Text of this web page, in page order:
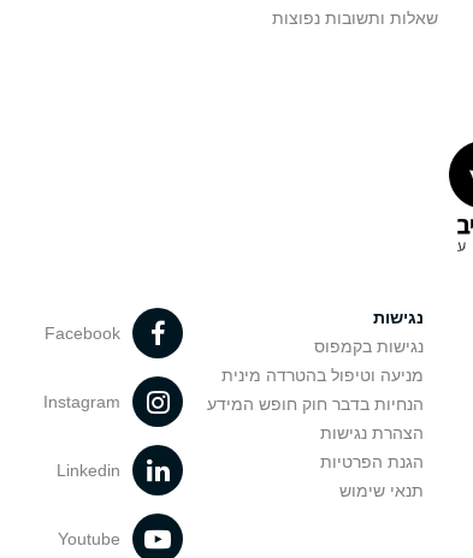
שאלות ותשובות נפוצות
נגישות
נגישות בקמפוס
מניעה וטיפול בהטרדה מינית
הנחיות בדבר חוק חופש המידע
הצהרת נגישות
הגנת הפרטיות
תנאי שימוש
Facebook
Instagram
Linkedin
Youtube